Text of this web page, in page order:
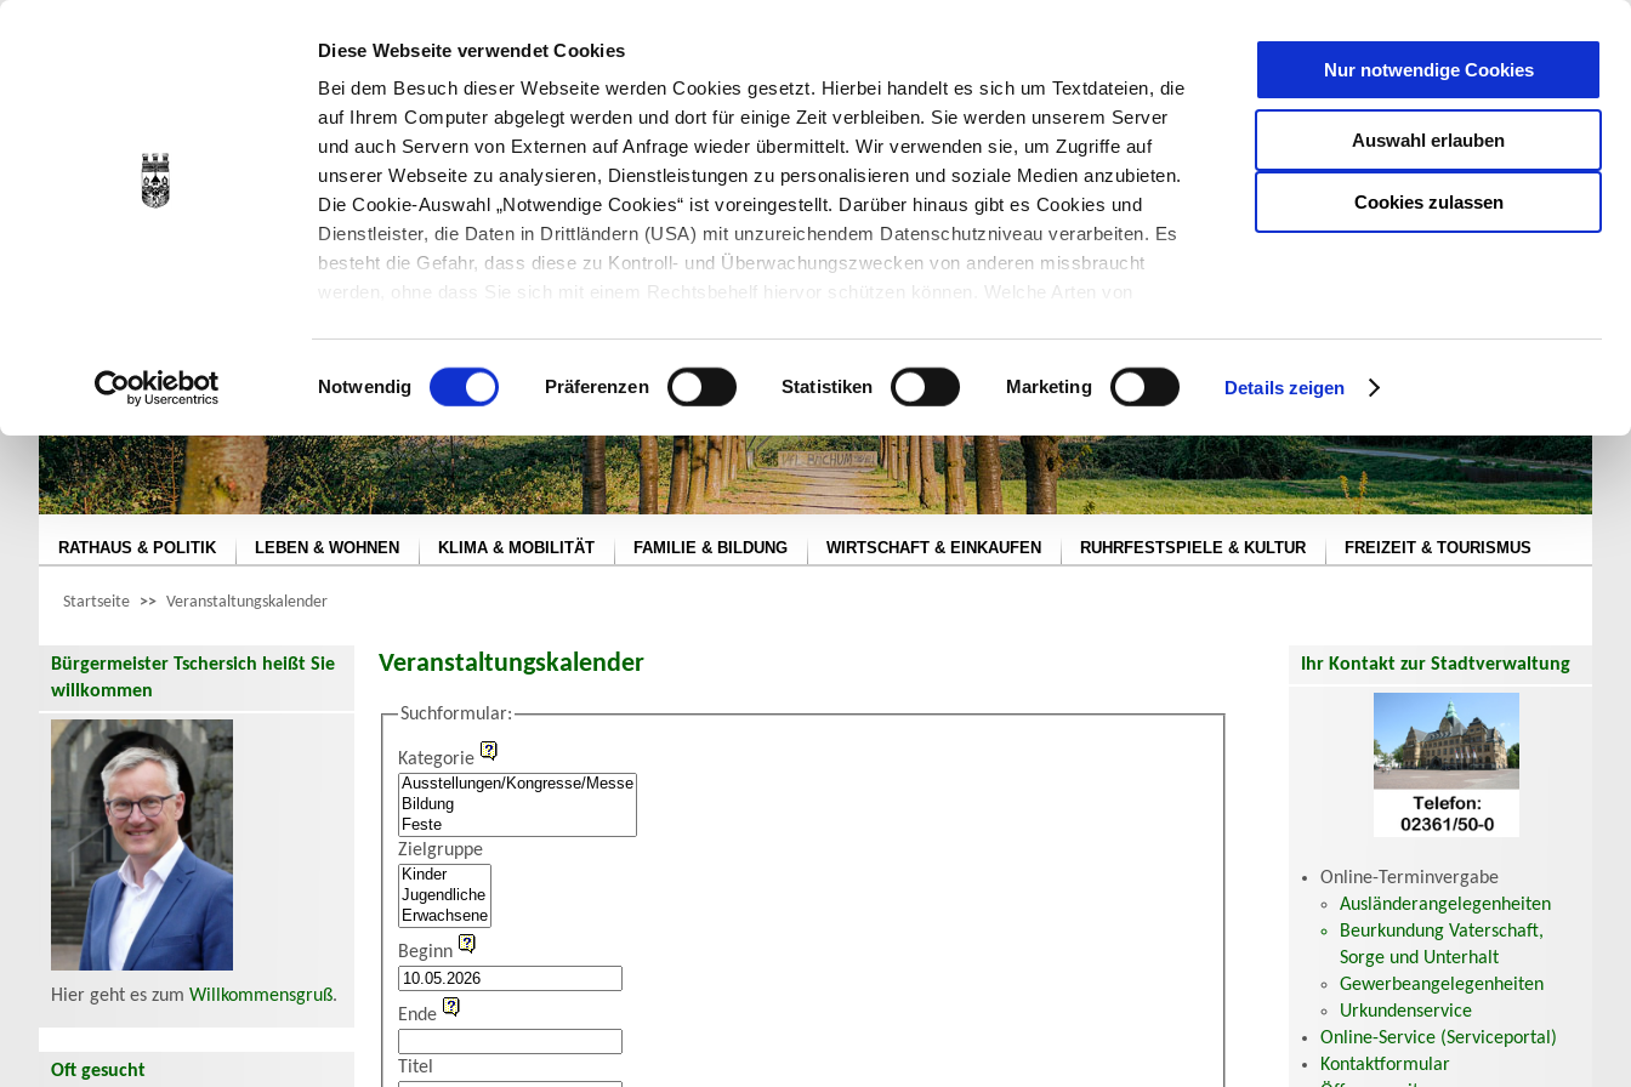
Diese Webseite verwendet Cookies
Bei dem Besuch dieser Webseite werden Cookies gesetzt. Hierbei handelt es sich um Textdateien, die
auf Ihrem Computer abgelegt werden und dort für einige Zeit verbleiben. Sie werden unserem Server
und auch Servern von Externen auf Anfrage wieder übermittelt. Wir verwenden sie, um Zugriffe auf
unserer Webseite zu analysieren, Dienstleistungen zu personalisieren und soziale Medien anzubieten.
Die Cookie-Auswahl „Notwendige Cookies“ ist voreingestellt. Darüber hinaus gibt es Cookies und
Dienstleister, die Daten in Drittländern (USA) mit unzureichendem Datenschutzniveau verarbeiten. Es
besteht die Gefahr, dass diese zu Kontroll- und Überwachungszwecken von anderen missbraucht
werden, ohne dass Sie sich mit einem Rechtsbehelf hiervor schützen können. Welche Arten von
Datenschutzerklärung
entnehmen. Die von Ihnen getroffene Auswahl der gewünschten Cookies kann
jederzeit mit Wirkung für die Zukunft angepasst oder
werden.
Einwilligungsauswahl
Notwendig Präferenzen Statistiken Marketing Details zeigen
Cookies zulassen
Auswahl erlauben
Nur notwendige Cookies
STARTSEITE
SCHRIFTGRÖßE:
RATHAUS & POLITIK LEBEN & WOHNEN KLIMA & MOBILITÄT FAMILIE & BILDUNG WIRTSCHAFT & EINKAUFEN RUHRFESTSPIELE & KULTUR FREIZEIT & TOURISMUS
Startseite >> Veranstaltungskalender
Bürgermeister Tschersich heißt Sie
willkommen
Hier geht es zum Willkommensgruß.
Oft gesucht
Veranstaltungskalender
Suchformular:
Kategorie
Zielgruppe
Beginn
Ende
Titel
Ihr Kontakt zur Stadtverwaltung
Online-Terminvergabe
Ausländerangelegenheiten
Beurkundung Vaterschaft,
Sorge und Unterhalt
Gewerbeangelegenheiten
Urkundenservice
Online-Service (Serviceportal)
Kontaktformular